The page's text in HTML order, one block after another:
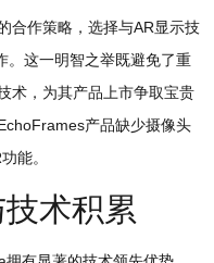
合作策略，选择与AR显示技
。这一明智之举既避免了重
术，为其产品上市争取宝贵
产品缺少摄像头
能。
术积累